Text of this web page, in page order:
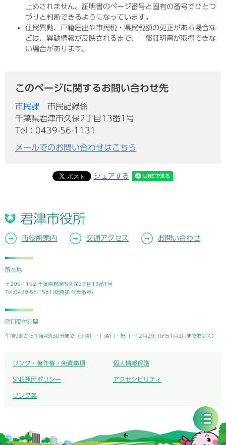
止めされません。証明書のページ番号と固有の番号でひとつ
づりと判断できるようになっています。
住民異動、戸籍届出や市民税・県民税額の更正がある場合な
どは、異動情報が反映されるまで、一部証明書が取得できな
い場合があります。
このページに関するお問い合わせ先
市民課
市民記録係
千葉県君津市久保2丁目13番1号
Tel：0439-56-1131
メールでのお問い合わせはこちら
シェアする
君津市役所
市役所案内 交通アクセス お問い合わせ
所在地
〒299-1192 千葉県君津市久保2丁目13番1号
Tel:0439-56-1581(総務課 代表番号)
窓口受付時間
午前9時から午後4時30分まで（土曜日・日曜日・祝日・12月29日から1月3日までを除く）
リンク・著作権・免責事項 個人情報保護
SNS運用ポリシー アクセシビリティ
リンク集